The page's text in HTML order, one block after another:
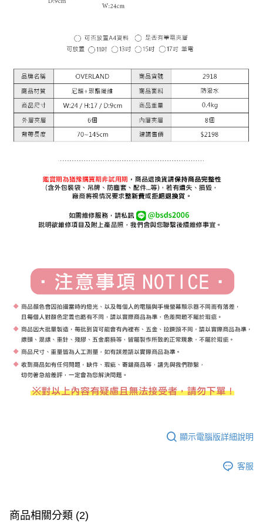
顯示電腦版詳細說明
客服
商品相關分類 (2)